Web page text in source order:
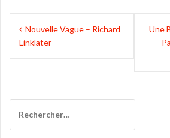
Navigation
deNouvelle Vague – Richard
Linklater
Une